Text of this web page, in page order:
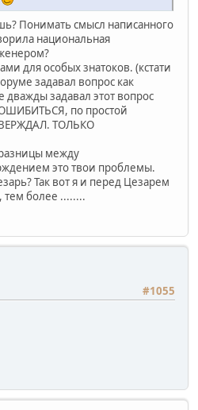
Понимать смысл написанного
национальная
для особых знатоков. (кстати
задавал вопрос как
задавал этот вопрос
по простой
ТОЛЬКО
между
это твои проблемы.
Так вот я и перед Цезарем
тем более ........
#1055